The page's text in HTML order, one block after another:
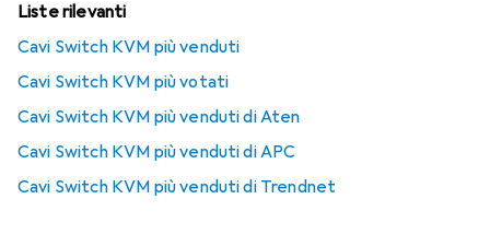
Liste rilevanti
Cavi Switch KVM più venduti
Cavi Switch KVM più votati
Cavi Switch KVM più venduti di Aten
Cavi Switch KVM più venduti di APC
Cavi Switch KVM più venduti di Trendnet